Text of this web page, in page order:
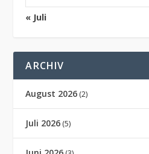
« Juli
ARCHIV
August 2026 (2)
Juli 2026 (5)